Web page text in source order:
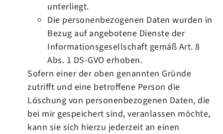
unterliegt.
Die personenbezogenen Daten wurden in
Bezug auf angebotene Dienste der
Informationsgesellschaft gemäß Art. 8
Abs. 1 DS-GVO erhoben.
Sofern einer der oben genannten Gründe
zutrifft und eine betroffene Person die
Löschung von personenbezogenen Daten, die
bei mir gespeichert sind, veranlassen möchte,
kann sie sich hierzu jederzeit an einen